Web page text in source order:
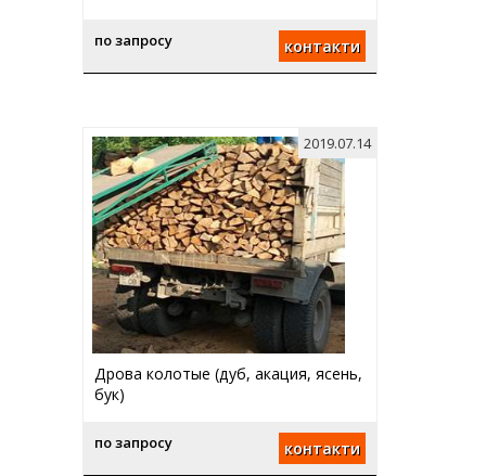
по запросу контакти
Дрова колотые (дуб, акация, ясень,
бук)
по запросу контакти
2019.07.14